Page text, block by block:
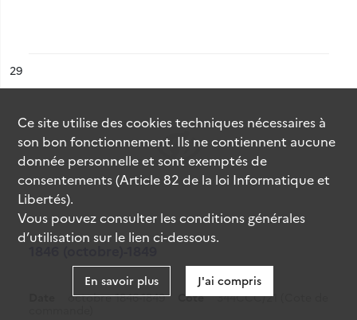
n°
29
octobre 1846-1849 Cote
344CCC/21 (Cote de
Ce site utilise descookiestechniques nécessaires à
son bon fonctionnement. Ils ne contiennent aucune
donnée personnelle et sont exemptés de
consentements (Article 82 de la loi Informatique et
Libertés).
Vous pouvez consulter les conditions générales
d’utilisation sur le lien ci-dessous.
En savoir plus J'ai compris